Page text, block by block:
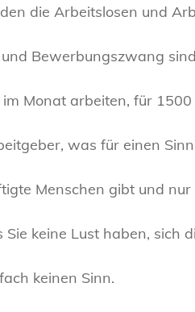
die Arbeitslosen und
Bewerbungszwang
Monat arbeiten, für
was für einen
Menschen gibt und
Sie keine Lust haben, sich
keinen Sinn.